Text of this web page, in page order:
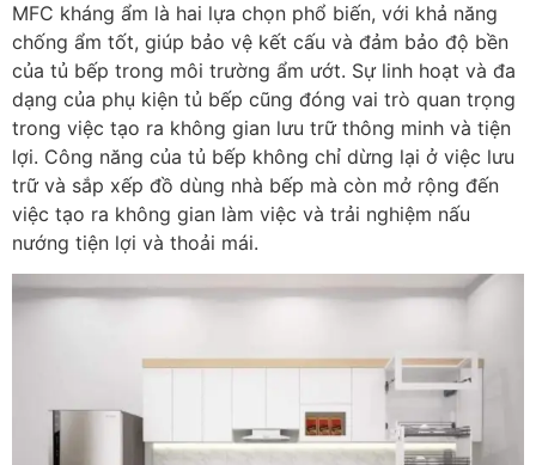
MFC kháng ẩm là hai lựa chọn phổ biến, với khả năng
chống ẩm tốt, giúp bảo vệ kết cấu và đảm bảo độ bền
của tủ bếp trong môi trường ẩm ướt. Sự linh hoạt và đa
dạng của phụ kiện tủ bếp cũng đóng vai trò quan trọng
trong việc tạo ra không gian lưu trữ thông minh và tiện
lợi. Công năng của tủ bếp không chỉ dừng lại ở việc lưu
trữ và sắp xếp đồ dùng nhà bếp mà còn mở rộng đến
việc tạo ra không gian làm việc và trải nghiệm nấu
nướng tiện lợi và thoải mái.